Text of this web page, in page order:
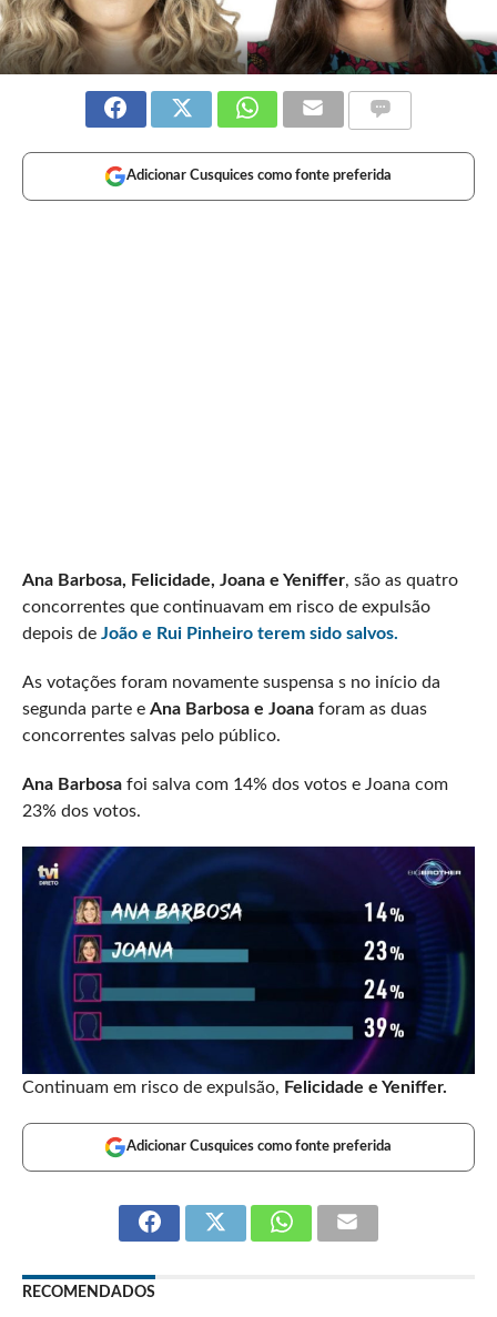
Adicionar Cusquices como fonte preferida
Ana Barbosa, Felicidade, Joana e Yeniffer, são as quatro
concorrentes que continuavam em risco de expulsão
depois de João e Rui Pinheiro terem sido salvos.
As votações foram novamente suspensa s no início da
segunda parte e Ana Barbosa e Joana foram as duas
concorrentes salvas pelo público.
Ana Barbosafoi salva com 14% dos votos e Joana com
23% dos votos.
Continuam em risco de expulsão, Felicidade e Yeniffer.
Adicionar Cusquices como fonte preferida
RECOMENDADOS